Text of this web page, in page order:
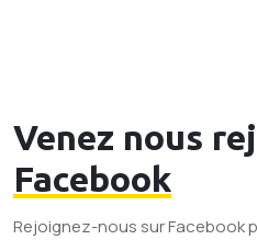
Venez nous
Facebook
Rejoignez-nous sur Facebook